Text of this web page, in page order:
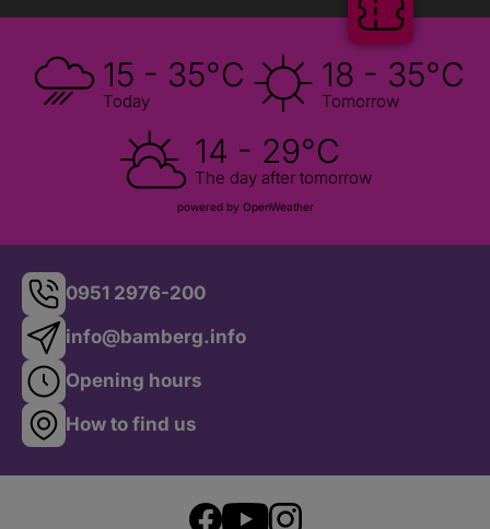
15 - 35°C
Today
18 - 35°C
Tomorrow
14 - 29°C
The day after tomorrow
powered by OpenWeather
0951 2976-200
info@bamberg.info
Opening hours
How to find us